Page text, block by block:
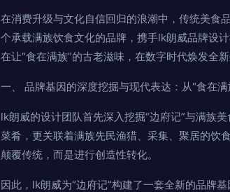
在消费升级与文化自信回归的浪潮中，传统美食
个承载满族饮食文化的品牌，携手lk朗威品牌设
在让“食在满族”的古老滋味，在数字时代焕发全新
一、 品牌基因的深度挖掘与现代表达：从“食在满
lk朗威的设计团队首先深入挖掘“边府记”与满族
菜肴，更关联着满族先民渔猎、采集、聚居的饮
颠覆传统，而是进行创造性转化。
因此，lk朗威为“边府记”构建了一套全新的品牌基